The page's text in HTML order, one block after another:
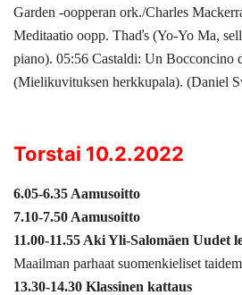
Garden -oopperan ork./Charles
Meditaatio oopp. Thaďs (Yo-Yo Ma,
piano). 05:56 Castaldi: Un Bocconcino
(Mielikuvituksen herkkupala). (Daniel
Torstai 10.2.2022
6.05-6.35 Aamusoitto
7.10-7.50 Aamusoitto
11.00-11.55 Aki Yli-Salomäen Uudet
Maailman parhaat suomenkieliset
13.30-14.30 Klassinen kattaus